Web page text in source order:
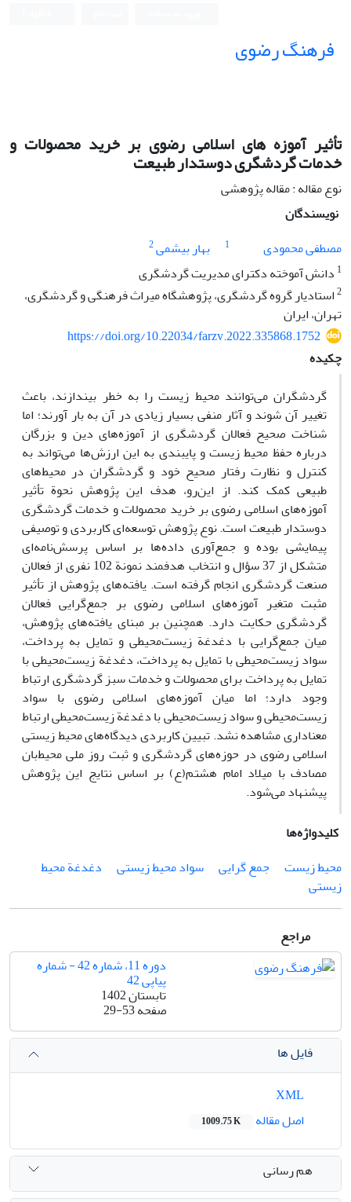
فرهنگ رضوی
تأثیر آموزه های اسلامی رضوی بر خرید محصولات و
خدمات گردشگری دوستدار طبیعت
نوع مقاله : مقاله پژوهشی
نویسندگان
مصطفی محمودی
1 بهار بیشمی2
1 دانش آموخته دکترای مدیریت گردشگری
2استادیار گروه گردشگری، پژوهشگاه میراث فرهنگی و گردشگری،
تهران، ایران
https://doi.org/10.22034/farzv.2022.335868.1752
چکیده
گردشگران می‌توانند محیط ‌زیست را به خطر بیندازند، باعث
تغییر آن شوند و آثار منفی بسیار زیادی در آن به بار آورند؛ اما
شناخت صحیح فعالان گردشگری از آموزه‌های دین و بزرگان
درباره حفظ محیط‌ زیست و پایبندی به این ارزش‌ها می‌تواند به
کنترل و نظارت رفتار صحیح خود و گردشگران در محیط‌های
طبیعی کمک کند. از ‌این‌رو، هدف این پژوهش نحوة تأثیر
آموزه‌های اسلامی رضوی بر خرید محصولات و خدمات گردشگری
دوستدار طبیعت است. نوع پژوهش توسعه‌ای کاربردی و توصیفی
پیمایشی بوده و جمع‌آوری داده‌ها بر اساس پرسش‌نامه‌ای
متشکل از 37 سؤال و انتخاب هدفمند نمونة 102 نفری از فعالان
صنعت گردشگری انجام گرفته است. یافته‌های پژوهش از تأثیر
مثبت متغیر آموزه‌های اسلامی رضوی بر جمع‌گرایی فعالان
گردشگری حکایت دارد. همچنین بر مبنای یافته‌های پژوهش،
میان جمع‌گرایی با دغدغة زیست‌محیطی و تمایل به پرداخت،
سواد زیست‌محیطی با تمایل به پرداخت، دغدغة زیست‌محیطی با
تمایل به پرداخت برای محصولات و خدمات سبز گردشگری ارتباط
وجود دارد؛ اما میان آموزه‌های اسلامی رضوی با سواد
زیست‌محیطی و سواد زیست‌محیطی با دغدغة زیست‌محیطی ارتباط
معناداری مشاهده نشد. تبیین کاربردی دیدگاه‌های محیط ‌زیستی
اسلامی رضوی در حوزه‌های گردشگری و ثبت روز ملی محیط‌بان
مصادف با میلاد امام هشتم(ع) بر اساس نتایج این پژوهش
پیشنهاد می‌شود.
کلیدواژه‌ها
محیط زیست
جمع گرایی سواد محیط زیستی
دغدغة محیط
زیستی
مراجع
دوره 11، شماره 42 - شماره
پیاپی 42
تابستان 1402
صفحه29-53
فایل ها
اصل مقاله
1009.75 K
هم رسانی